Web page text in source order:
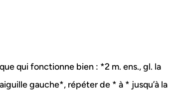
qui fonctionne bien : *2 m. ens., gl. la
gauche*, répéter de * à * jusqu’à la